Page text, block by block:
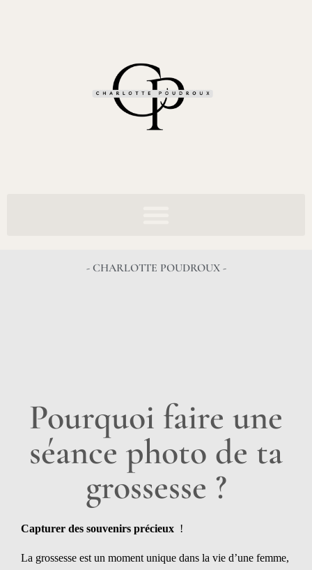
- CHARLOTTE POUDROUX -
Pourquoi faire une
séance photo de ta
grossesse ?
Capturer des souvenirs précieux !
La grossesse est un moment unique dans la vie d’une femme,